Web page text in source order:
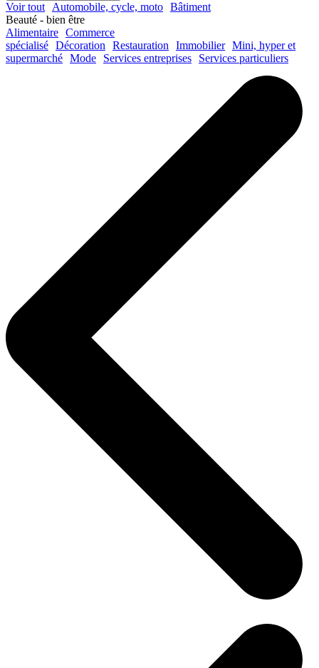
Voir tout Automobile, cycle, moto Bâtiment
Beauté - bien être
Alimentaire Commerce
spécialisé Décoration Restauration Immobilier Mini, hyper et
supermarché Mode Services entreprises Services particuliers